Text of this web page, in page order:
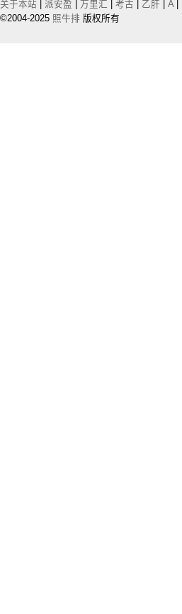
关于本站 派安盈 万里汇 考古 乙肝 A|
©2004-2025 照牛排 版权所有